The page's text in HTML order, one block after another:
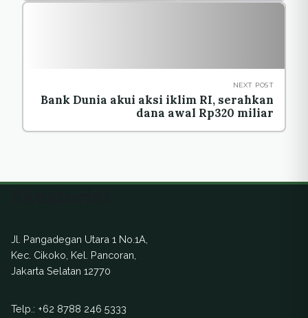
NEXT POST
Bank Dunia akui aksi iklim RI, serahkan
dana awal Rp320 miliar
Jl. Pangadegan Utara 1 No.1A,
Kec. Cikoko, Kel. Pancoran,
Jakarta Selatan 12770
Telp.: +62 8788 246 5333